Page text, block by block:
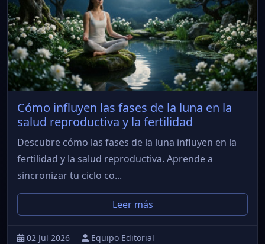
Cómo influyen las fases de la luna en la
salud reproductiva y la fertilidad
Descubre cómo las fases de la luna influyen en la
fertilidad y la salud reproductiva. Aprende a
sincronizar tu ciclo co...
Leer más
02 Jul 2026 Equipo Editorial